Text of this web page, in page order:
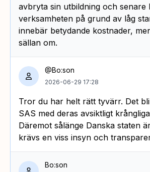
avbryta sin utbildning och senare
verksamheten på grund av låg
innebär betydande kostnader,
sällan om.
@Bo:son
2026-06-29 17:28
Tror du har helt rätt tyvärr. Det
SAS med deras avsiktligt
Däremot sålänge Danska staten
krävs en viss insyn och
Bo:son